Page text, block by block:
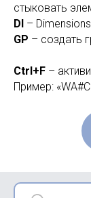
стыковать
DI –
GP – создать
Ctrl+F –
Пример: